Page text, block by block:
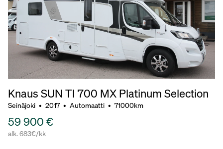
Knaus SUN TI 700 MX Platinum Selection
Seinäjoki • 2017 • Automaatti • 71000km
59 900 €
alk. 683€/kk